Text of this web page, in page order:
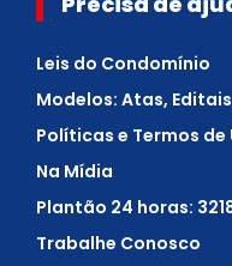
Leis do Condomínio
Modelos: Atas,
Políticas e Termos de
Na Mídia
Plantão 24 horas:
Trabalhe Conosco